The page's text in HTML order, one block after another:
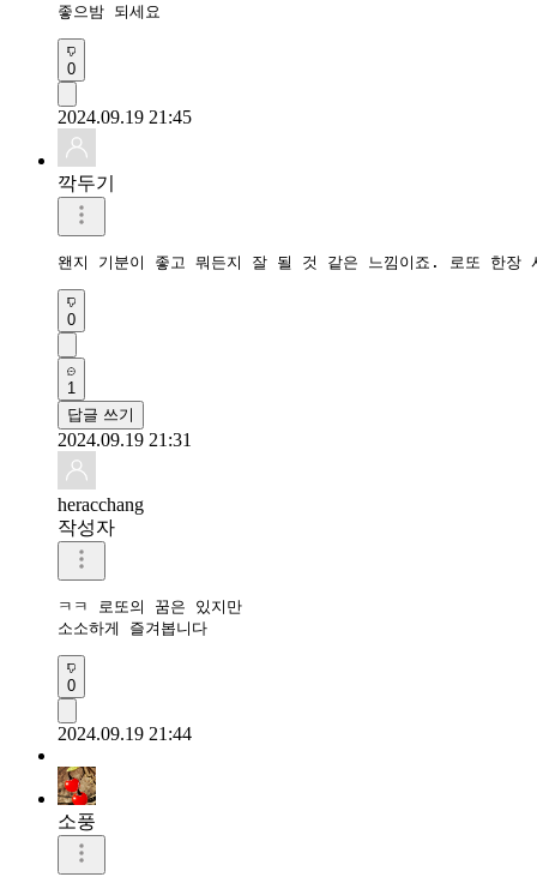
좋으밤 되세요
0
2024.09.19 21:45
깍두기
왠지 기분이 좋고 뭐든지 잘 될 것 같은 느낌이죠. 로또 한장
0
1
답글 쓰기
2024.09.19 21:31
heracchang
작성자
ㅋㅋ 로또의 꿈은 있지만
소소하게 즐겨봅니다
0
2024.09.19 21:44
소풍